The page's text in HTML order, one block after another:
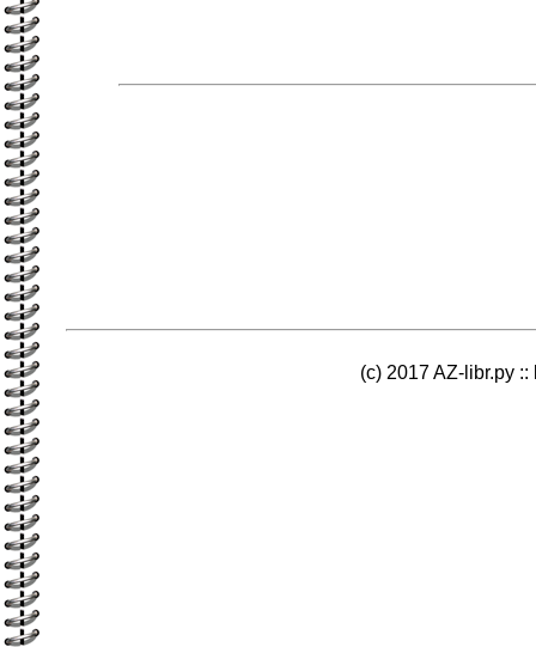
(c) 2017 AZ-libr.ру ::